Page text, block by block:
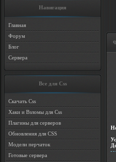
Навигация
Главная
Форум
Блог
Сервера
Все для Css
Скачать Css
Хаки и Взломы для Css
Плагины для серверов
Обновления для CSS
Модели перчаток
Готовые сервера